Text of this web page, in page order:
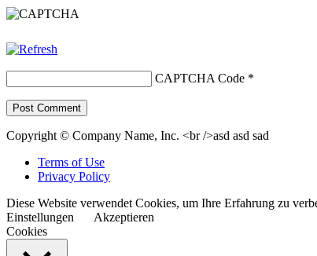
CAPTCHA Code *
Copyright © Company Name, Inc. <br />asd asd sad
Terms of Use
Privacy Policy
Diese Website verwendet Cookies, um Ihre Erfahrung zu
Einstellungen
Akzeptieren
Cookies